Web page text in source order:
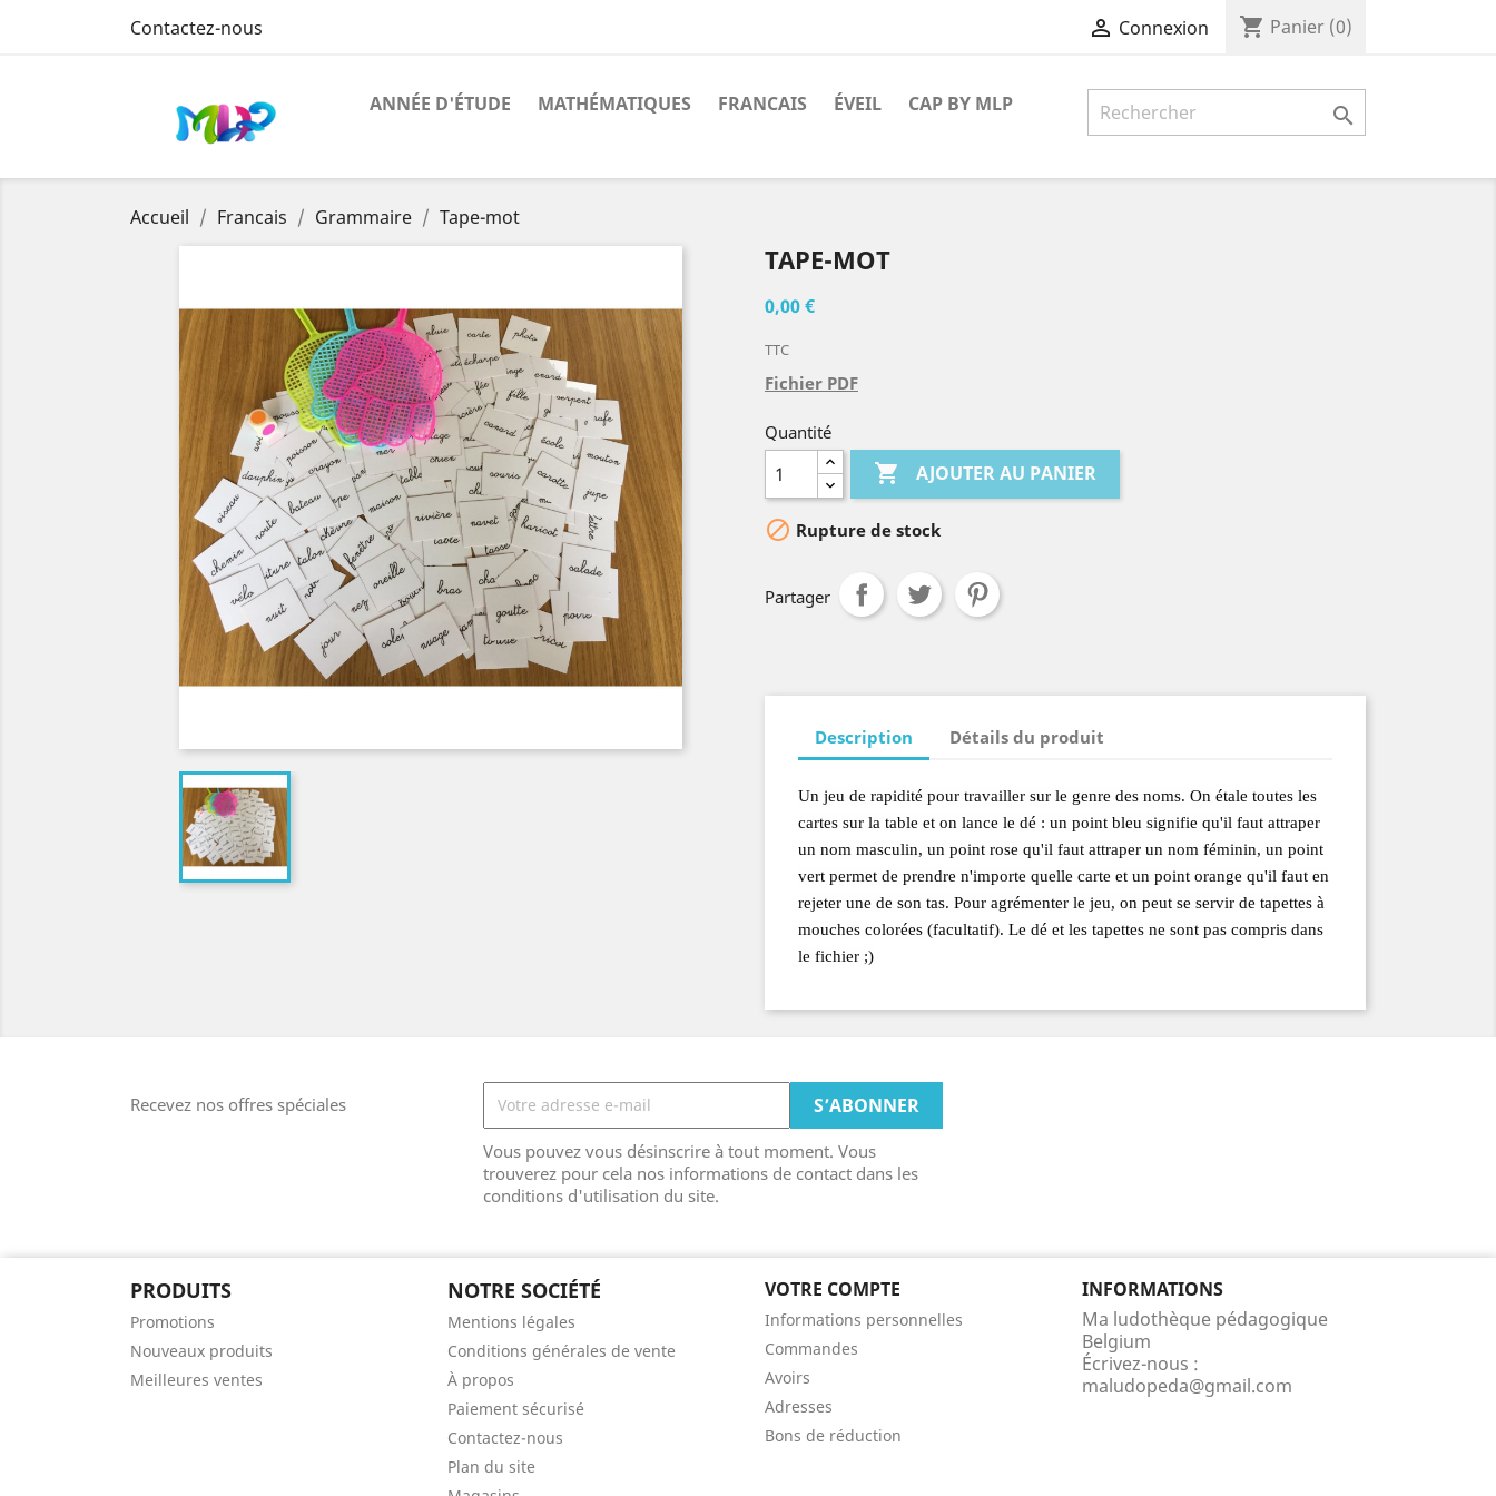
Contactez-nous  Connexion shopping_cart Panier (0)
ANNÉE D'ÉTUDE MATHÉMATIQUES FRANCAIS ÉVEIL CAP BY MLP 
Accueil Francais Grammaire Tape-mot
TAPE-MOT
0,00 €
TTC
Fichier PDF
Quantité
 AJOUTER AU PANIER
 Rupture de stock
Partager
Description Détails du produit
Un jeu de rapidité pour travailler sur le genre des noms. On étale toutes les
cartes sur la table et on lance le dé : un point bleu signifie qu'il faut attraper
un nom masculin, un point rose qu'il faut attraper un nom féminin, un point
vert permet de prendre n'importe quelle carte et un point orange qu'il faut en
rejeter une de son tas. Pour agrémenter le jeu, on peut se servir de tapettes à
mouches colorées (facultatif). Le dé et les tapettes ne sont pas compris dans
le fichier ;)
Recevez nos offres spéciales
Vous pouvez vous désinscrire à tout moment. Vous
trouverez pour cela nos informations de contact dans les
conditions d'utilisation du site.
PRODUITS
Promotions
Nouveaux produits
Meilleures ventes
NOTRE SOCIÉTÉ
Mentions légales
Conditions générales de vente
À propos
Paiement sécurisé
Contactez-nous
Plan du site
VOTRE COMPTE
Informations personnelles
Commandes
Avoirs
Adresses
Bons de réduction
INFORMATIONS
Ma ludothèque pédagogique
Belgium
Écrivez-nous :
maludopeda@gmail.com